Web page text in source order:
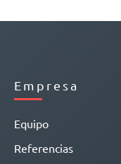
Empresa
Equipo
Referencias